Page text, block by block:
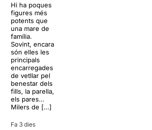
Hi ha poques
figures més
potents que
una mare de
família.
Sovint, encara
són elles les
principals
encarregades
de vetllar pel
benestar dels
fills, la parella,
els pares…
Milers de […]
Fa 3 dies